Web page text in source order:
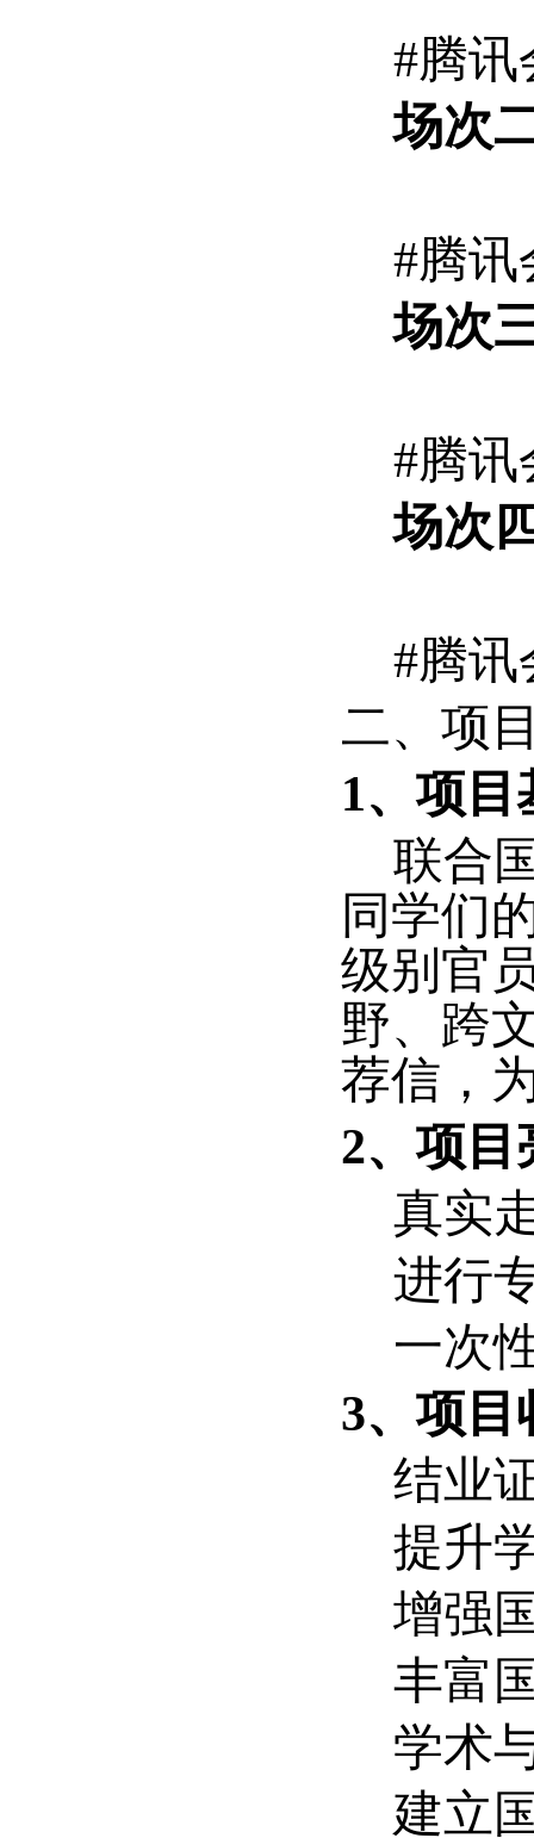
#腾讯
场次
#腾讯
场次
#腾讯
场次
#腾讯
二、项
1、项目
联合
同学们
级别官
野、跨
荐信，
2、项目
真实
进行
一次
3、项目
结业
提升
增强
丰富
学术
建立